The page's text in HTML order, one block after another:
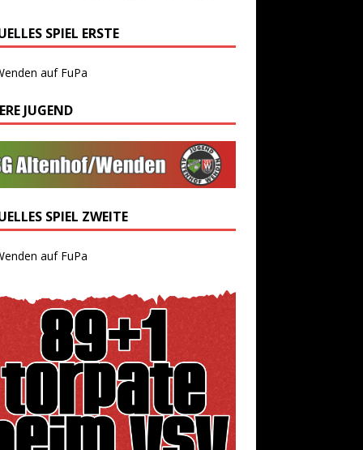
SPIEL ERSTE
auf FuPa
JUGEND
SPIEL ZWEITE
auf FuPa